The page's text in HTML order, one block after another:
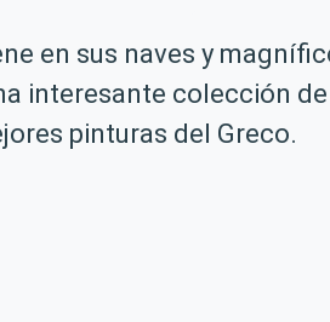
en sus naves y
interesante colección
pinturas del Greco.